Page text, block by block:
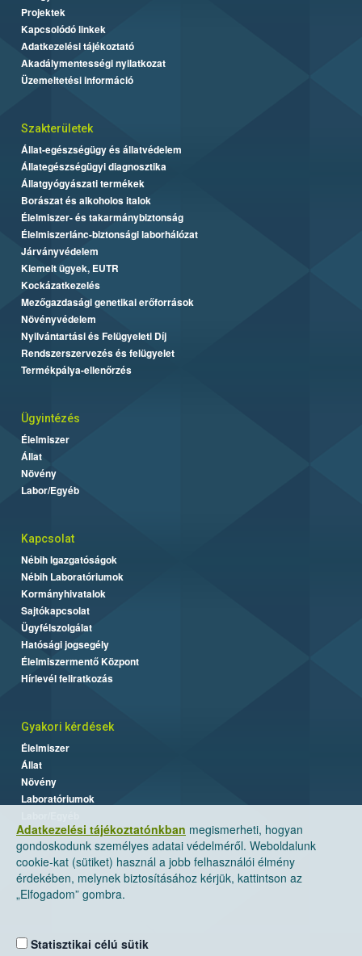
Adatkezelési tájékoztatónkban megismerheti, hogyan
gondoskodunk személyes adatai védelméről. Weboldalunk
cookie-kat (sütiket) használ a jobb felhasználói élmény
érdekében, melynek biztosításához kérjük, kattintson az
„Elfogadom” gombra.
Statisztikai célú sütik
Projektek
Kapcsolódó linkek
Adatkezelési tájékoztató
Akadálymentességi nyilatkozat
Üzemeltetési információ
Szakterületek
Állat-egészségügy és állatvédelem
Állategészségügyi diagnosztika
Állatgyógyászati termékek
Borászat és alkoholos italok
Élelmiszer- és takarmánybiztonság
Élelmiszerlánc-biztonsági laborhálózat
Járványvédelem
Kiemelt ügyek, EUTR
Kockázatkezelés
Mezőgazdasági genetikai erőforrások
Növényvédelem
Nyilvántartási és Felügyeleti Díj
Rendszerszervezés és felügyelet
Termékpálya-ellenőrzés
Ügyintézés
Élelmiszer
Állat
Növény
Labor/Egyéb
Kapcsolat
Nébih Igazgatóságok
Nébih Laboratóriumok
Kormányhivatalok
Sajtókapcsolat
Ügyfélszolgálat
Hatósági jogsegély
Élelmiszermentő Központ
Hírlevél feliratkozás
Gyakori kérdések
Élelmiszer
Állat
Növény
Laboratóriumok